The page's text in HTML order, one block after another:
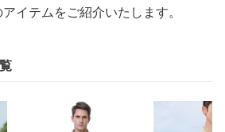
イテムをご紹介いたします。